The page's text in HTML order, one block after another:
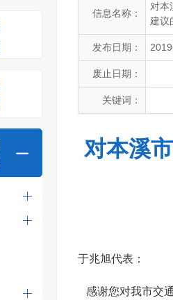
信息名称：
对本
建议
发布日期：
废止日期：
关键词：
对本溪
于兆旭代表：
感谢您对我市交